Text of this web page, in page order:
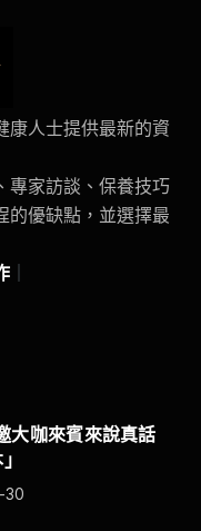
康人士提供最新的資
專家訪談、保養技巧
的優缺點，並選擇最
大咖來賓來說真話
30